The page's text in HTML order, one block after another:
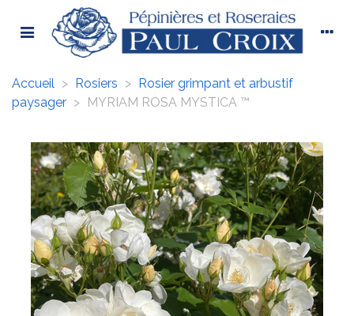
Accueil > Rosiers > Rosier grimpant et arbustif
paysager > MYRIAM ROSA MYSTICA ™